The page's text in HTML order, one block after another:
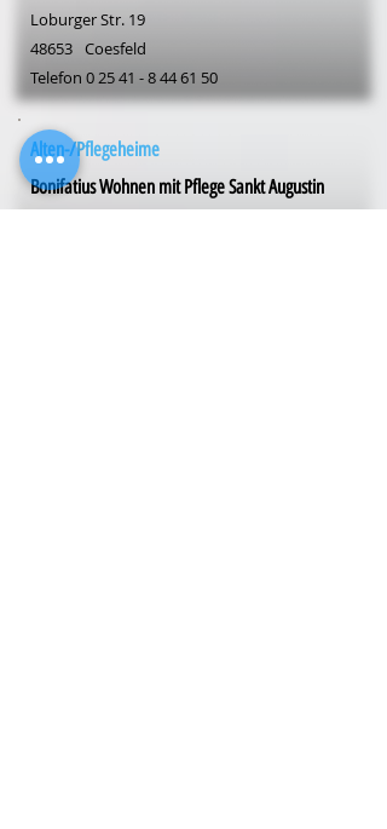
Loburger Str. 19
48653 Coesfeld
Telefon 0 25 41 - 8 44 61 50
Alten-/Pflegeheime
Bonifatius Wohnen mit Pflege Sankt Augustin